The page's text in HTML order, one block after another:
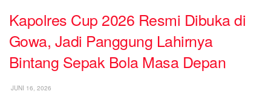
Kapolres Cup 2026 Resmi Dibuka di
Gowa, Jadi Panggung Lahirnya
Bintang Sepak Bola Masa Depan
JUNI 16, 2026